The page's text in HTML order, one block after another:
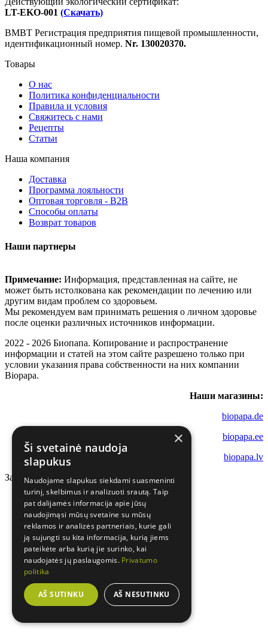
LT-EKO-001 (Скачать)
ВМВТ Регистрация предприятия пищевой промышленности,
идентификационный номер. Nr. 130020370.
Товары
О нас
Политика конфиденциальности
Правила и условия
Свяжитесь с нами
Рецепты
Статьи
Наша компания
Доставка
Программа лояльности
Оптовая торговля - B2B
Способы оплаты
Возврат товаров
Наши партнеры
Примечание: Информация, представленная на сайте, не
может быть истолкована как рекомендации по лечению или
другим видам проблем со здоровьем.
Мы рекомендуем вам принимать решения о личном здоровье
после оценки различных источников информации.
2022 - 2026 Биопапа. Копирование и распространение
информации и статей на этом сайте разрешено только при
условии указания права собственности на них компании
Biopapa.
Наши магазины:
biopapa.de
biopapa.ee
biopapa.lv
Загрузка...
×
Ši svetainė naudoja
slapukus
Naudojame slapukus siekdami suasmeninti
turinį, skelbimus ir analizuoti srautą. Taip
pat dalijamės informacija apie jūsų
naudojimąsi mūsų svetaine su mūsų
reklamos ir analizės partneriais, kurie gali
ją sujungti su kita informacija, kurią jiems
pateikėte arba kurią jie surinko, kai
naudojatės jų paslaugomis. Privatumo
politika
AŠ SUTINKU AŠ NESUTINKU